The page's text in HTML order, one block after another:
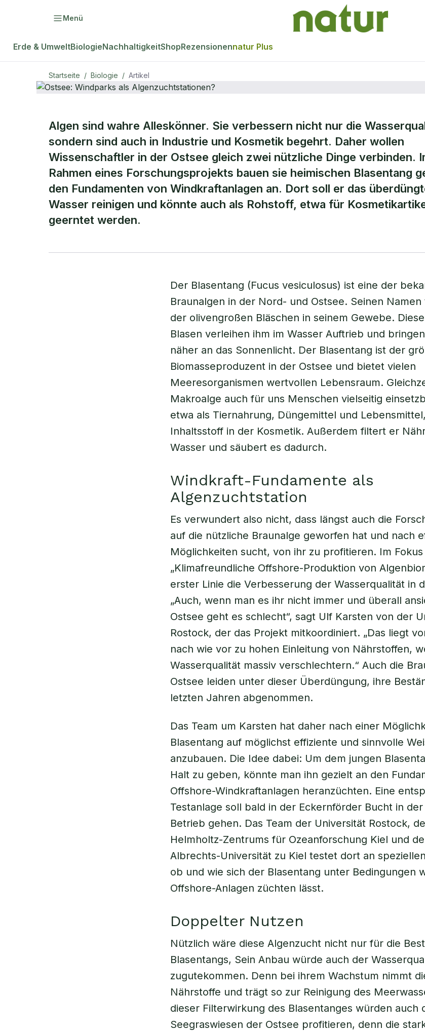
Menü
Erde & UmweltBiologieNachhaltigkeitShopRezensionennatur Plus
Startseite / Biologie / Artikel
BIOLOGIE
Ostsee: Windparks als
Algenzuchtstationen?
Algen sind wahre Alleskönner. Sie verbessern nicht nur die
sondern sind auch in Industrie und Kosmetik begehrt. Daher wollen
Wissenschaftler in der Ostsee gleich zwei nützliche Dinge verbinden.
Rahmen eines Forschungsprojekts bauen sie heimischen Blasentang
den Fundamenten von Windkraftanlagen an. Dort soll er das
Wasser reinigen und könnte auch als Rohstoff, etwa für
geerntet werden.
Der Blasentang (Fucus vesiculosus) ist eine der
Braunalgen in der Nord- und Ostsee. Seinen
der olivengroßen Bläschen in seinem Gewebe.
Blasen verleihen ihm im Wasser Auftrieb und
näher an das Sonnenlicht. Der Blasentang ist der
Biomasseproduzent in der Ostsee und bietet vielen
Meeresorganismen wertvollen Lebensraum.
Makroalge auch für uns Menschen vielseitig
etwa als Tiernahrung, Düngemittel und
Inhaltsstoff in der Kosmetik. Außerdem filtert er
Wasser und säubert es dadurch.
Windkraft-Fundamente als
Algenzuchtstation
Es verwundert also nicht, dass längst auch die
auf die nützliche Braunalge geworfen hat und nach
Möglichkeiten sucht, von ihr zu profitieren. Im
„Klimafreundliche Offshore-Produktion von
erster Linie die Verbesserung der Wasserqualität in
„Auch, wenn man es ihr nicht immer und überall
Ostsee geht es schlecht“, sagt Ulf Karsten von der
Rostock, der das Projekt mitkoordiniert. „Das liegt
nach wie vor zu hohen Einleitung von Nährstoffen,
Wasserqualität massiv verschlechtern.“ Auch die
Ostsee leiden unter dieser Überdüngung, ihre
letzten Jahren abgenommen.
Das Team um Karsten hat daher nach einer
Blasentang auf möglichst effiziente und sinnvolle
anzubauen. Die Idee dabei: Um dem jungen
Halt zu geben, könnte man ihn gezielt an den
Offshore-Windkraftanlagen heranzüchten. Eine
Testanlage soll bald in der Eckernförder Bucht in
Betrieb gehen. Das Team der Universität Rostock,
Helmholtz-Zentrums für Ozeanforschung Kiel und
Albrechts-Universität zu Kiel testet dort an
ob und wie sich der Blasentang unter Bedingungen
Offshore-Anlagen züchten lässt.
Doppelter Nutzen
Nützlich wäre diese Algenzucht nicht nur für die
Blasentangs, Sein Anbau würde auch der
zugutekommen. Denn bei ihrem Wachstum nimmt
Nährstoffe und trägt so zur Reinigung des
dieser Filterwirkung des Blasentanges würden auch
Seegraswiesen der Ostsee profitieren, denn die